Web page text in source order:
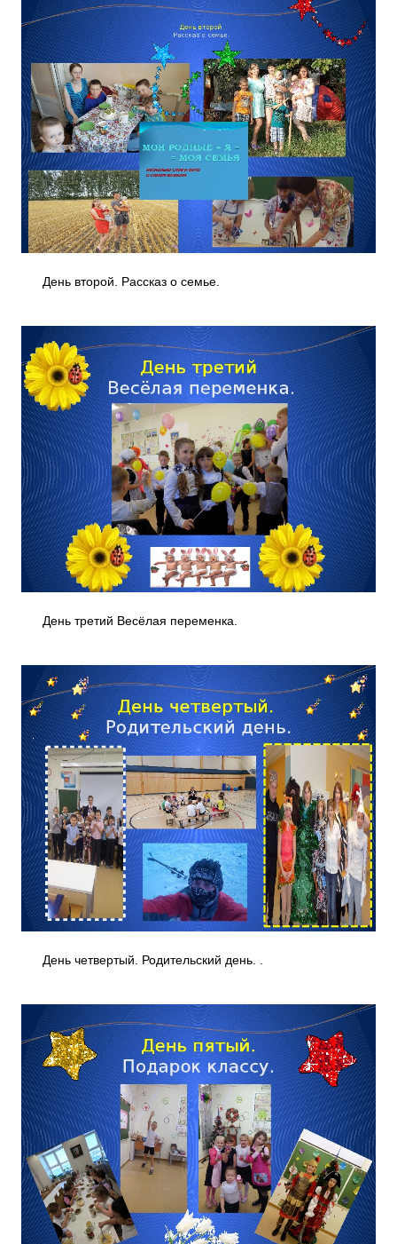
День второй. Рассказ о семье.
День третий Весёлая переменка.
День четвертый. Родительский день. .